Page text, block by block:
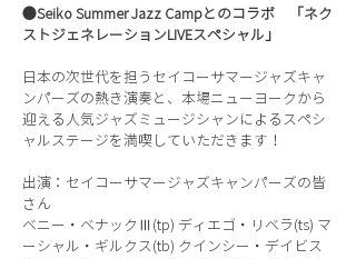
●Seiko Summer Jazz Campとのコラボ 「ネク
ストジェネレーションLIVEスペシャル」
日本の次世代を担うセイコーサマージャズキャ
ンパーズの熱き演奏と、本場ニューヨークから
迎える人気ジャズミュージシャンによるスペシ
ャルステージを満喫していただきます！
出演：セイコーサマージャズキャンパーズの皆
さん
ベニー・ベナックⅢ(tp) ディエゴ・リベラ(ts) マ
ーシャル・ギルクス(tb) クインシー・デイビス